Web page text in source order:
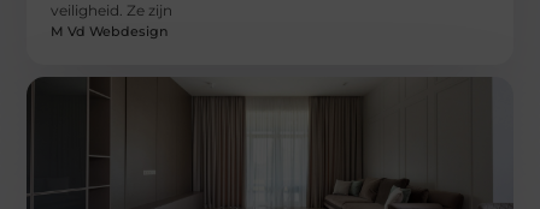
veiligheid. Ze zijn
M Vd Webdesign